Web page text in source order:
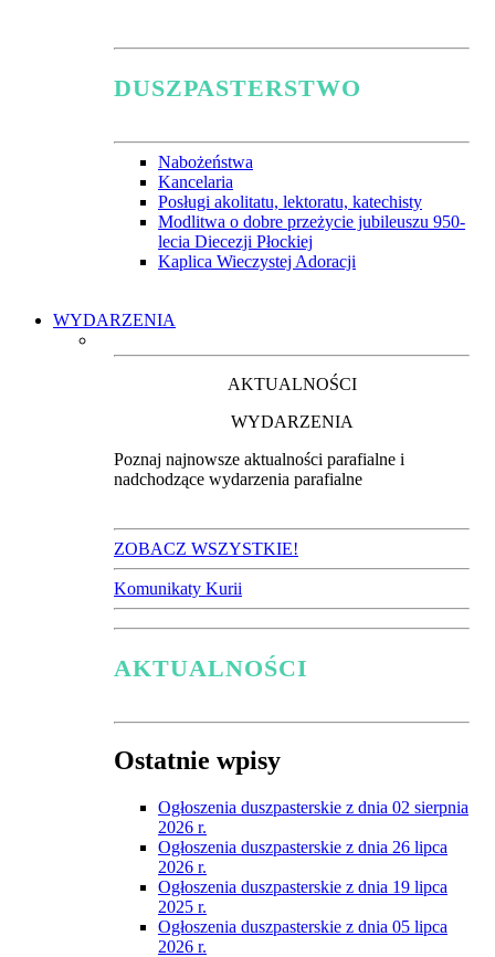
DUSZPASTERSTWO
Nabożeństwa
Kancelaria
Posługi akolitatu, lektoratu, katechisty
Modlitwa o dobre przeżycie jubileuszu 950-
lecia Diecezji Płockiej
Kaplica Wieczystej Adoracji
WYDARZENIA
AKTUALNOŚCI
WYDARZENIA
Poznaj najnowsze aktualności parafialne i
nadchodzące wydarzenia parafialne
ZOBACZ WSZYSTKIE!
Komunikaty Kurii
AKTUALNOŚCI
Ostatnie wpisy
Ogłoszenia duszpasterskie z dnia 02 sierpnia
2026 r.
Ogłoszenia duszpasterskie z dnia 26 lipca
2026 r.
Ogłoszenia duszpasterskie z dnia 19 lipca
2025 r.
Ogłoszenia duszpasterskie z dnia 05 lipca
2026 r.